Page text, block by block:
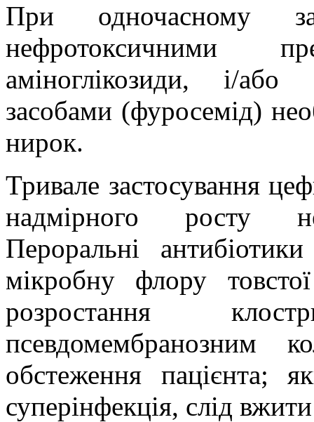
При одночасному
нефротоксичними
аміноглікозиди, і/
засобами (фуросемід)
нирок.
Тривале застосування
надмірного росту
Пероральні
мікробну флору
розростання
псевдомембранозним
обстеження пацієнта;
суперінфекція, слід